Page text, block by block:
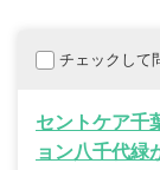
チェックして
セントケア千
ョン八千代緑